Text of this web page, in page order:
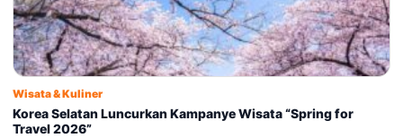
Wisata & Kuliner
Korea Selatan Luncurkan Kampanye Wisata “Spring for
Travel 2026”